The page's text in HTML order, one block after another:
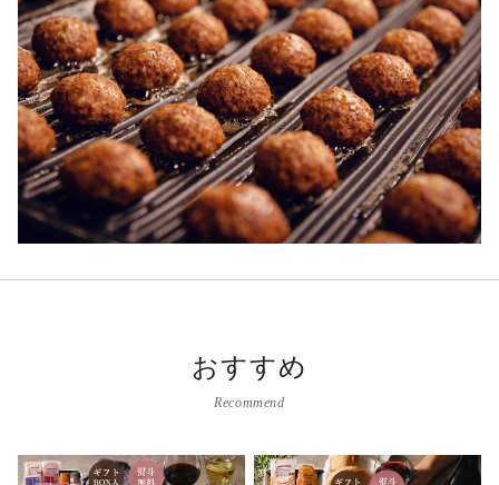
おすすめ
Recommend